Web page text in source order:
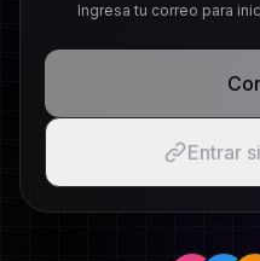
Ingresa tu correo para
Entrar